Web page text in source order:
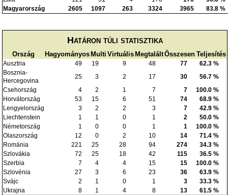
Magyarország
2605 1097 263 3324 3965 83.8 %
Határon túli statisztika
Ország HagyományosMulti VirtuálisMegtaláltÖsszesen Teljesítés
Ausztria 49 19 9 48 77
62.3 %
Bosznia-
Hercegovina
25 3 2 17 30
56.7 %
Csehország
4 2 1 7 7
100.0 %
Horvátország
53 15 6 51 74
68.9 %
Lengyelország
3 2 2 3 7
42.9 %
Liechtenstein
1 1 0 1 2
50.0 %
Németország
1 0 0 1 1
100.0 %
Olaszország
12 0 2 10 14
71.4 %
Románia
221 25 28 94 274
34.3 %
Szlovákia
72 25 18 42 115
36.5 %
Szerbia
7 4 4 15 15
100.0 %
Szlovénia
27 3 6 23 36
63.9 %
Svájc
2 1 0 1 3
33.3 %
Ukrajna
8 1 4 8 13 61.5 %